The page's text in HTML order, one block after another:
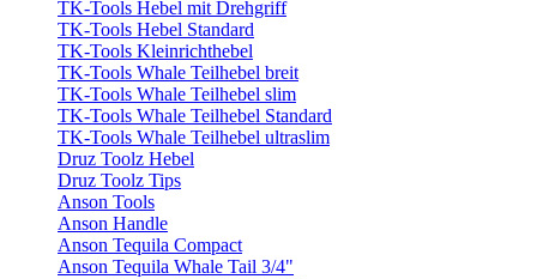
TK-Tools Hebel mit Drehgriff
TK-Tools Hebel Standard
TK-Tools Kleinrichthebel
TK-Tools Whale Teilhebel breit
TK-Tools Whale Teilhebel slim
TK-Tools Whale Teilhebel Standard
TK-Tools Whale Teilhebel ultraslim
Druz Toolz Hebel
Druz Toolz Tips
Anson Tools
Anson Handle
Anson Tequila Compact
Anson Tequila Whale Tail 3/4"